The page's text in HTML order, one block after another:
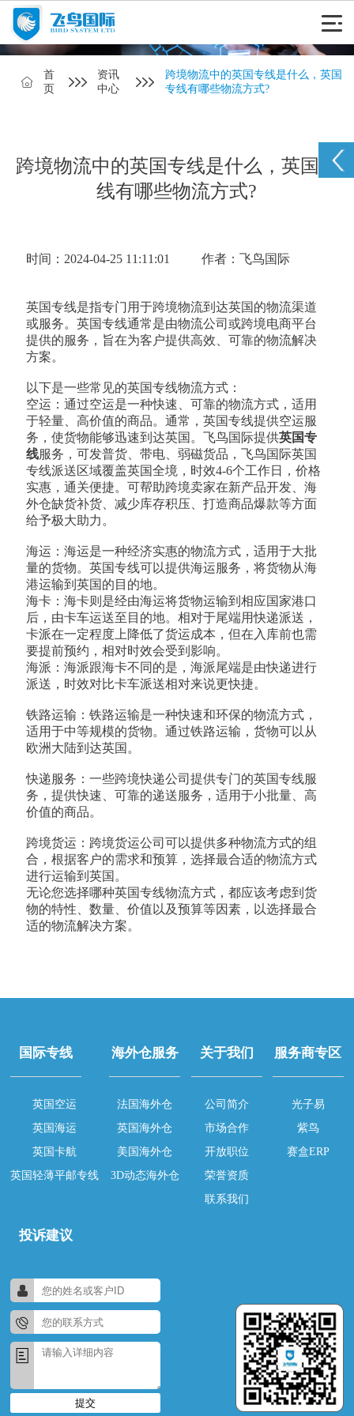
首
页
资讯
中心
跨境物流中的英国专线是什么，英国
专线有哪些物流方式?
跨境物流中的英国专线是什么，英国专
线有哪些物流方式?
时间：2024-04-25 11:11:01 作者：飞鸟国际
英国专线是指专门用于跨境物流到达英国的物流渠道
或服务。英国专线通常是由物流公司或跨境电商平台
提供的服务，旨在为客户提供高效、可靠的物流解决
方案。
以下是一些常见的英国专线物流方式：
空运：通过空运是一种快速、可靠的物流方式，适用
于轻量、高价值的商品。通常，英国专线提供空运服
务，使货物能够迅速到达英国。飞鸟国际提供英国专
线服务，可发普货、带电、弱磁货品，飞鸟国际英国
专线派送区域覆盖英国全境，时效4-6个工作日，价格
实惠，通关便捷。可帮助跨境卖家在新产品开发、海
外仓缺货补货、减少库存积压、打造商品爆款等方面
给予极大助力。
海运：海运是一种经济实惠的物流方式，适用于大批
量的货物。英国专线可以提供海运服务，将货物从海
港运输到英国的目的地。
海卡：海卡则是经由海运将货物运输到相应国家港口
后，由卡车运送至目的地。相对于尾端用快递派送，
卡派在一定程度上降低了货运成本，但在入库前也需
要提前预约，相对时效会受到影响。
海派：海派跟海卡不同的是，海派尾端是由快递进行
派送，时效对比卡车派送相对来说更快捷。
铁路运输：铁路运输是一种快速和环保的物流方式，
适用于中等规模的货物。通过铁路运输，货物可以从
欧洲大陆到达英国。
快递服务：一些跨境快递公司提供专门的英国专线服
务，提供快速、可靠的递送服务，适用于小批量、高
价值的商品。
跨境货运：跨境货运公司可以提供多种物流方式的组
合，根据客户的需求和预算，选择最合适的物流方式
进行运输到英国。
无论您选择哪种英国专线物流方式，都应该考虑到货
物的特性、数量、价值以及预算等因素，以选择最合
适的物流解决方案。
国际专线
英国空运
英国海运
英国卡航
英国轻薄平邮专线
海外仓服务
法国海外仓
英国海外仓
美国海外仓
3D动态海外仓
关于我们
公司简介
市场合作
开放职位
荣誉资质
联系我们
服务商专区
光子易
紫鸟
赛盒ERP
投诉建议
提交